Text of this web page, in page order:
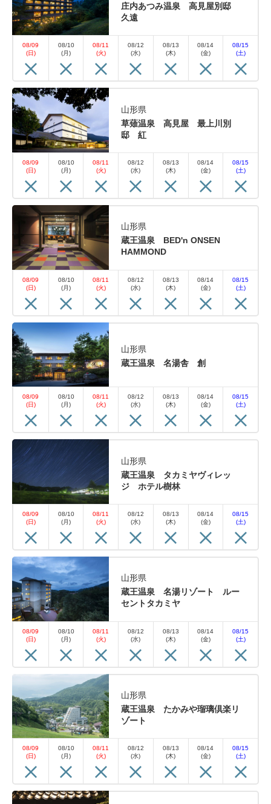
庄内あつみ温泉 高見屋別邸
久遠
08/09
(日)
08/10
(月)
08/11
(火)
08/12
(水)
08/13
(木)
08/14
(金)
08/15
(土)
山形県
草薙温泉 高見屋 最上川別
邸 紅
08/09
(日)
08/10
(月)
08/11
(火)
08/12
(水)
08/13
(木)
08/14
(金)
08/15
(土)
山形県
蔵王温泉 BED'n ONSEN
HAMMOND
08/09
(日)
08/10
(月)
08/11
(火)
08/12
(水)
08/13
(木)
08/14
(金)
08/15
(土)
山形県
蔵王温泉 名湯舎 創
08/09
(日)
08/10
(月)
08/11
(火)
08/12
(水)
08/13
(木)
08/14
(金)
08/15
(土)
山形県
蔵王温泉 タカミヤヴィレッ
ジ ホテル樹林
08/09
(日)
08/10
(月)
08/11
(火)
08/12
(水)
08/13
(木)
08/14
(金)
08/15
(土)
山形県
蔵王温泉 名湯リゾート ルー
セントタカミヤ
08/09
(日)
08/10
(月)
08/11
(火)
08/12
(水)
08/13
(木)
08/14
(金)
08/15
(土)
山形県
蔵王温泉 たかみや瑠璃倶楽リ
ゾート
08/09
(日)
08/10
(月)
08/11
(火)
08/12
(水)
08/13
(木)
08/14
(金)
08/15
(土)